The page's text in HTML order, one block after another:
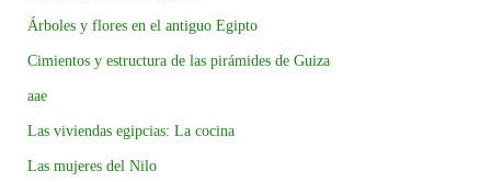
Árboles y flores en el antiguo Egipto
Cimientos y estructura de las pirámides de Guiza
aae
Las viviendas egipcias: La cocina
Las mujeres del Nilo